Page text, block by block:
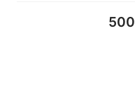
تراجع مؤشرا ستاندرد آند بورز 500